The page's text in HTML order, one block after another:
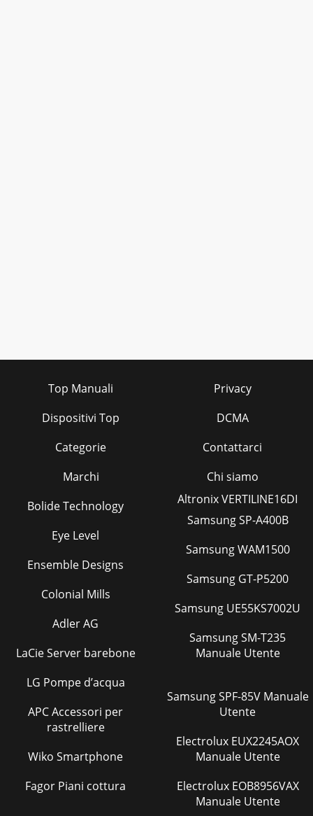
Top Manuali
Dispositivi Top
Categorie
Marchi
Privacy
DCMA
Contattarci
Chi siamo
Bolide Technology
Eye Level
Ensemble Designs
Colonial Mills
Adler AG
LaCie Server barebone
LG Pompe d’acqua
APC Accessori per
rastrelliere
Wiko Smartphone
Fagor Piani cottura
Altronix VERTILINE16DI
Samsung SP-A400B
Samsung WAM1500
Samsung GT-P5200
Samsung UE55KS7002U
Samsung SM-T235
Manuale Utente
Samsung SPF-85V Manuale
Utente
Electrolux EUX2245AOX
Manuale Utente
Electrolux EOB8956VAX
Manuale Utente